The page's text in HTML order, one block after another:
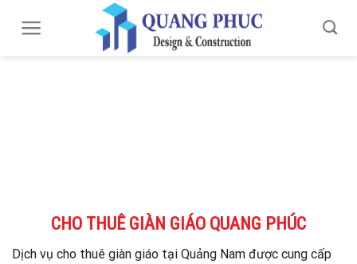
CHO THUÊ GIÀN GIÁO QUANG PHÚC
Dịch vụ cho thuê giàn giáo tại Quảng Nam được cung cấp